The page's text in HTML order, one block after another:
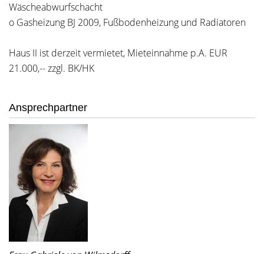
Wäscheabwurfschacht
o Gasheizung BJ 2009, Fußbodenheizung und Radiatoren
Haus II ist derzeit vermietet, Mieteinnahme p.A. EUR
21.000,-- zzgl. BK/HK
Ansprechpartner